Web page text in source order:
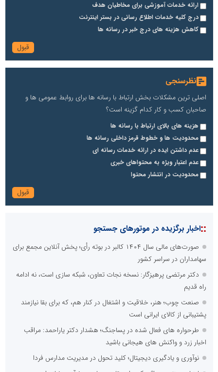
ارائه خدمات آموزشی برای مخاطیان هدف
درج کلیه خدمات اطلاع رسانی در بستر اینترنت
کاهش هزینه های درج خبر در رسانه ها
نظرسنجی
اصلی ترین مشکلات بخش ارتباط با رسانه ها برای روابط عمومی ها و
صاحبان کسب و کار کدام گزینه است؟
هزینه های بالای ارتباط با رسانه ها
محدودیت ها و خطوط قرمز داخلی رسانه ها
عدم داشتن ایده در ارائه خدمات رسانه ای
عدم اعتبار ویژه به محتواهای خبری
محدودیت در انتشار محتوا
::اخبار برگزیده در موتورهای جستجو
صورت‌های مالی سال ۱۴۰۴ کالبر در بوته رأی؛ پخش آنلاین مجمع برای
سهامداران در سراسر کشور
دکتر مرتضی پرهیزگار: نسخه نجات تعاون، شبکه سازی است، نه ادامه
راه قدیم
صنعت چوب؛ هنر، خلاقیت و اشتغال در کنار هم، که برای بقا نیازمند
پشتیبانی از کالای ایرانی است
طرحواره های فعال شده در پساجنگ؛ هشدار دکتر یاراحمد: مراقب
اخبار زرد و واکنش های هیجانی باشید
نوآوری و یادگیری دیجیتال؛ کلید تحول در مدیریت مدارس فردا